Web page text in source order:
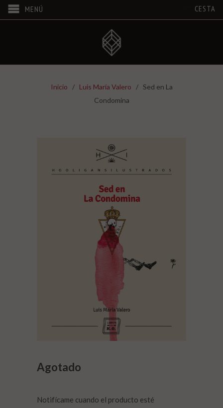
MENÚ CESTA
Inicio / Luis María Valero
/ Sed en La
Condomina
Agotado
Notifícame cuando el producto esté